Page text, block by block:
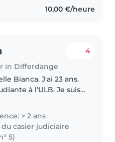
10,00 €/heure
in Differdange
4
Bianca. J'ai 23 ans.
à l'ULB. Je suis
baby-sitter certifiée
Je travaille
> 2 ans
du casier judiciaire
5)